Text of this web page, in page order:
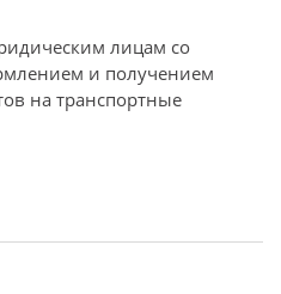
лицам со
и получением
на транспортные